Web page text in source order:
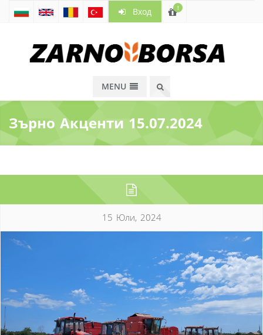
Вход !
MENU
Зърно Акценти 15.07.2024
15 Юли, 2024